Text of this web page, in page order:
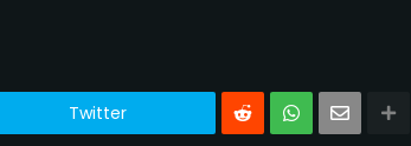
Twitter